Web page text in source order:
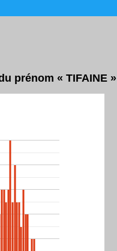
prénom « TIFAINE »